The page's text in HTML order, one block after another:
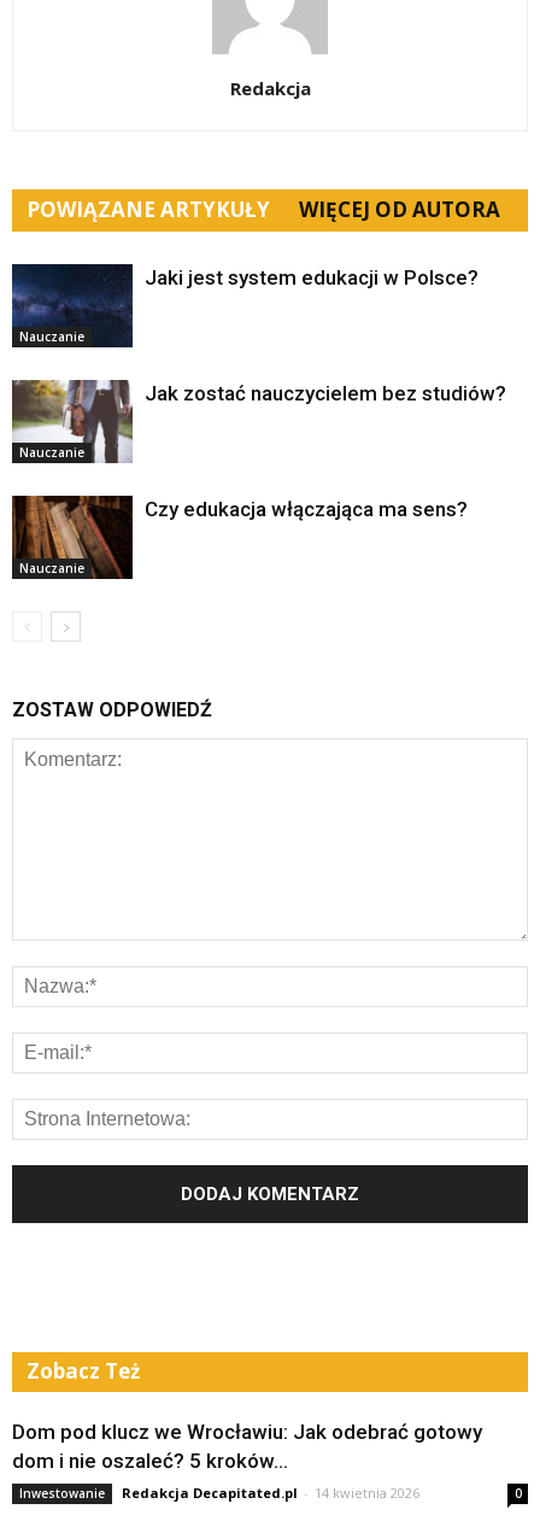
Redakcja
POWIĄZANE ARTYKUŁY WIĘCEJ OD AUTORA
Nauczanie
Jaki jest system edukacji w Polsce?
Nauczanie
Jak zostać nauczycielem bez studiów?
Nauczanie
Czy edukacja włączająca ma sens?
ZOSTAW ODPOWIEDŹ
Zobacz Też
Dom pod klucz we Wrocławiu: Jak odebrać gotowy
dom i nie oszaleć? 5 kroków...
Inwestowanie Redakcja Decapitated.pl - 14 kwietnia 2026 0